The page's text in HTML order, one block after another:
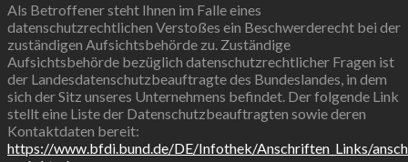
Als Betroffener steht Ihnen im Falle eines
datenschutzrechtlichen Verstoßes ein Beschwerderecht bei der
zuständigen Aufsichtsbehörde zu. Zuständige
Aufsichtsbehörde bezüglich datenschutzrechtlicher Fragen ist
der Landesdatenschutzbeauftragte des Bundeslandes, in dem
sich der Sitz unseres Unternehmens befindet. Der folgende Link
stellt eine Liste der Datenschutzbeauftragten sowie deren
Kontaktdaten bereit:
https://www.bfdi.bund.de/DE/Infothek/Anschriften_Links/